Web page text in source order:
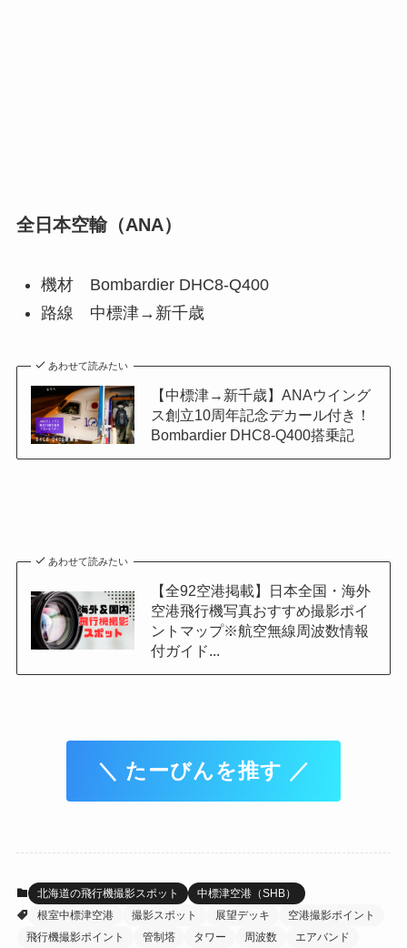
全日本空輸（ANA）
機材 Bombardier DHC8-Q400
路線 中標津→新千歳
あわせて読みたい
【中標津→新千歳】ANAウイング
ス創立10周年記念デカール付き！
Bombardier DHC8-Q400搭乗記
あわせて読みたい
【全92空港掲載】日本全国・海外
空港飛行機写真おすすめ撮影ポイ
ントマップ※航空無線周波数情報
付ガイド...
＼ たーびんを推す ／
北海道の飛行機撮影スポット
中標津空港（SHB）
根室中標津空港
撮影スポット 展望デッキ
空港撮影ポイント
飛行機撮影ポイント
管制塔 タワー 周波数
エアバンド